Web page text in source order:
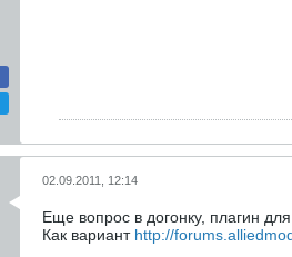
02.09.2011, 12:14
Еще вопрос в догонку, плагин
Как вариант http://